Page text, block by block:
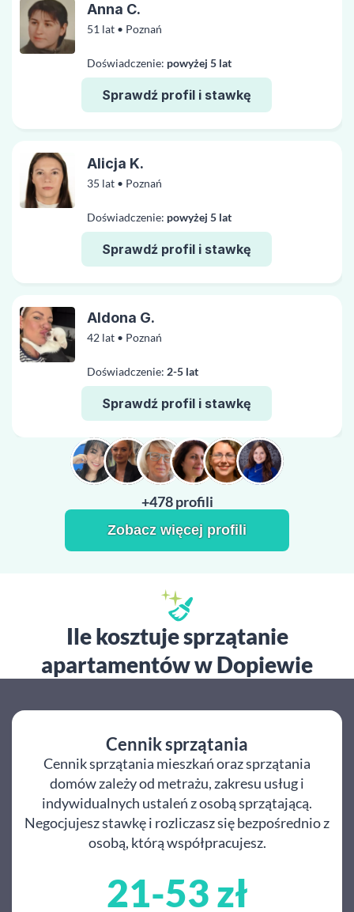
51 lat • Poznań
Doświadczenie: powyżej 5 lat
Sprawdź profil i stawkę
Anna C.
35 lat • Poznań
Doświadczenie: powyżej 5 lat
Sprawdź profil i stawkę
Alicja K.
42 lat • Poznań
Doświadczenie: 2-5 lat
Sprawdź profil i stawkę
Aldona G.
+478 profili
Zobacz więcej profili
Ile kosztuje sprzątanie
apartamentów w Dopiewie
Cennik sprzątania
Cennik sprzątania mieszkań oraz sprzątania
domów zależy od metrażu, zakresu usług i
indywidualnych ustaleń z osobą sprzątającą.
Negocjujesz stawkę i rozliczasz się bezpośrednio z
osobą, którą współpracujesz.
21-53 zł